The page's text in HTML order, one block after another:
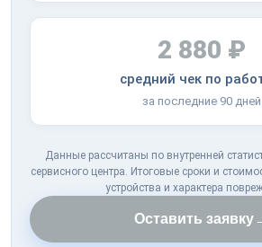
2 880 ₽
средний чек по
за последние 90 дней
Данные рассчитаны по внутренней
сервисного центра. Итоговые сроки и
устройства и характера
Оставить заявку